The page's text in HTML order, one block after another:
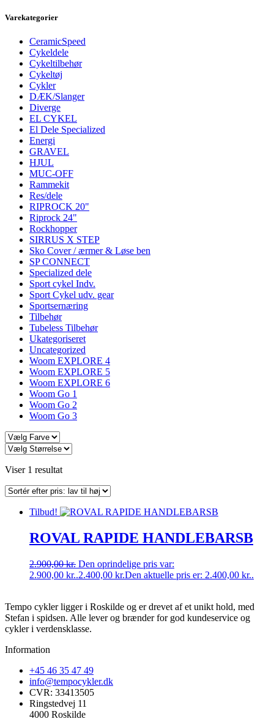
Varekategorier
CeramicSpeed
Cykeldele
Cykeltilbehør
Cykeltøj
Cykler
DÆK/Slanger
Diverge
EL CYKEL
El Dele Specialized
Energi
GRAVEL
HJUL
MUC-OFF
Rammekit
Res/dele
RIPROCK 20"
Riprock 24"
Rockhopper
SIRRUS X STEP
Sko Cover / ærmer & Løse ben
SP CONNECT
Specialized dele
Sport cykel Indv.
Sport Cykel udv. gear
Sportsernæring
Tilbehør
Tubeless Tilbehør
Ukategoriseret
Uncategorized
Woom EXPLORE 4
Woom EXPLORE 5
Woom EXPLORE 6
Woom Go 1
Woom Go 2
Woom Go 3
Viser 1 resultat
Tilbud!
ROVAL RAPIDE HANDLEBARSB
2.900,00kr. Den oprindelige pris var:
2.900,00 kr..2.400,00 kr.Den aktuelle pris er: 2.400,00 kr..
Tempo cykler ligger i Roskilde og er drevet af et unikt hold, med
Stefan i spidsen. Alle lever og brænder for god kundeservice og
cykler i verdensklasse.
Information
+45 46 35 47 49
info@tempocykler.dk
CVR: 33413505
Ringstedvej 11
4000 Roskilde